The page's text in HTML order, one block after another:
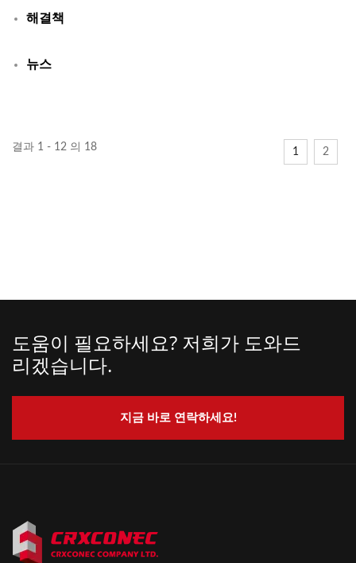
해결책
뉴스
결과 1 - 12 의 18 1 2
도움이 필요하세요? 저희가 도와드
리겠습니다.
지금 바로 연락하세요!